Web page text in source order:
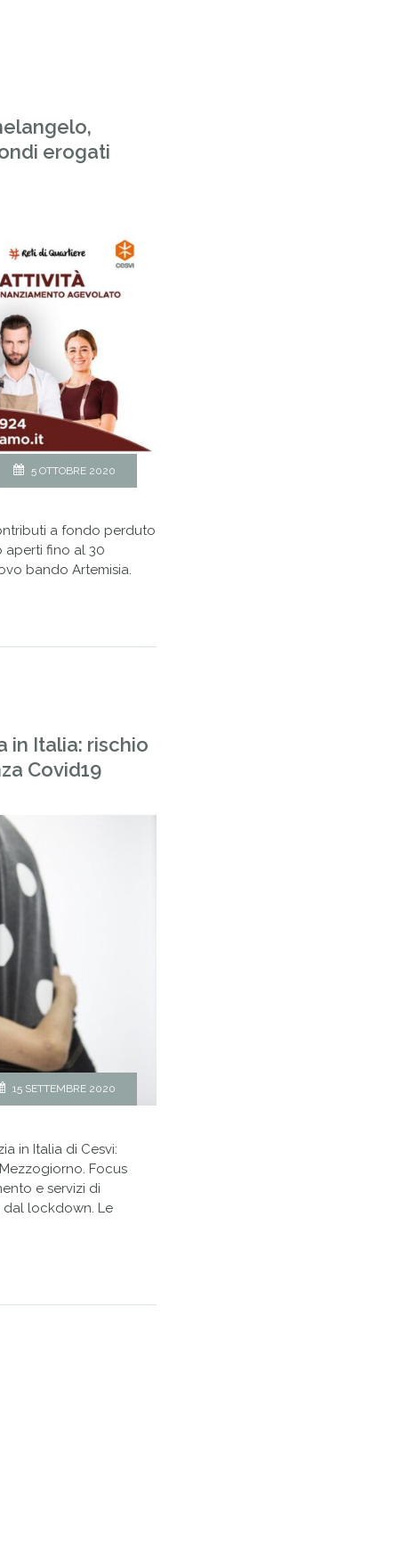
erogati
5 OTTOBRE 2020
a fondo perduto
aperti fino al 30
bando Artemisia.
in Italia: rischio
Covid19
15 SETTEMBRE 2020
in Italia di Cesvi:
Focus
e servizi di
dal lockdown. Le